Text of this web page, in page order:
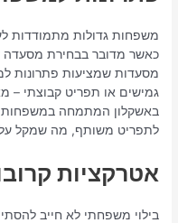
משפחות גדולות מתמודדות
כאשר מדובר בבחירת מסעדה
מסעדות שמציעות פתרונות
גמישים או תפריט קבוצתי –
באשקלון המתמחה במשפחות
לתפריט משותף, מה שמקל על
אטרקציות
בילוי משפחתי לא חייב